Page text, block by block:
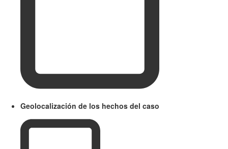
Geolocalización de los hechos del caso